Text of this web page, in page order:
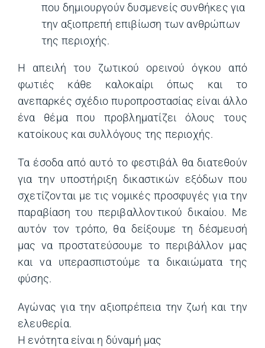
που δημιουργούν δυσμενείς συνθήκες για
την αξιοπρεπή επιβίωση των ανθρώπων
της περιοχής.
Η απειλή του ζωτικού ορεινού όγκου από
φωτιές κάθε καλοκαίρι όπως και το
ανεπαρκές σχέδιο πυροπροστασίας είναι άλλο
ένα θέμα που προβληματίζει όλους τους
κατοίκους και συλλόγους της περιοχής.
Τα έσοδα από αυτό το φεστιβάλ θα διατεθούν
για την υποστήριξη δικαστικών εξόδων που
σχετίζονται με τις νομικές προσφυγές για την
παραβίαση του περιβαλλοντικού δικαίου. Με
αυτόν τον τρόπο, θα δείξουμε τη δέσμευσή
μας να προστατεύσουμε το περιβάλλον μας
και να υπερασπιστούμε τα δικαιώματα της
φύσης.
Αγώνας για την αξιοπρέπεια την ζωή και την
ελευθερία.
Η ενότητα είναι η δύναμή μας